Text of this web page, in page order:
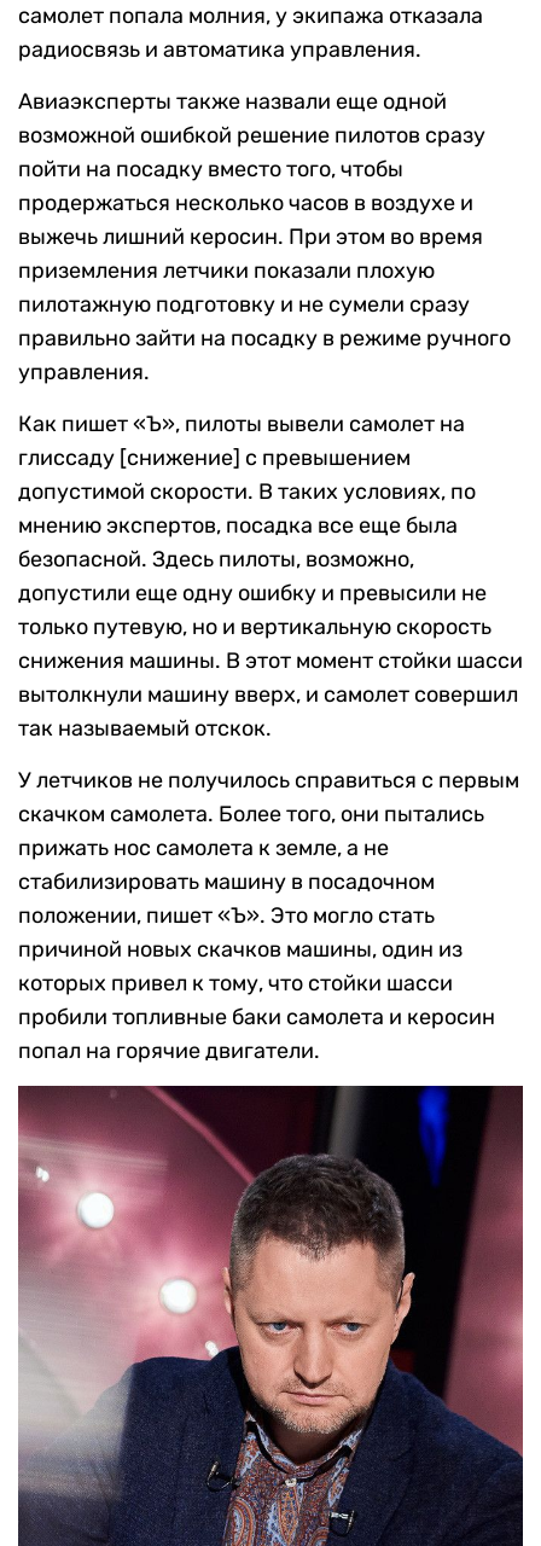
самолет попала молния, у экипажа отказала
радиосвязь и автоматика управления.
Авиаэксперты также назвали еще одной
возможной ошибкой решение пилотов сразу
пойти на посадку вместо того, чтобы
продержаться несколько часов в воздухе и
выжечь лишний керосин. При этом во время
приземления летчики показали плохую
пилотажную подготовку и не сумели сразу
правильно зайти на посадку в режиме ручного
управления.
Как пишет «Ъ», пилоты вывели самолет на
глиссаду [снижение] с превышением
допустимой скорости. В таких условиях, по
мнению экспертов, посадка все еще была
безопасной. Здесь пилоты, возможно,
допустили еще одну ошибку и превысили не
только путевую, но и вертикальную скорость
снижения машины. В этот момент стойки шасси
вытолкнули машину вверх, и самолет совершил
так называемый отскок.
У летчиков не получилось справиться с первым
скачком самолета. Более того, они пытались
прижать нос самолета к земле, а не
стабилизировать машину в посадочном
положении, пишет «Ъ». Это могло стать
причиной новых скачков машины, один из
которых привел к тому, что стойки шасси
пробили топливные баки самолета и керосин
попал на горячие двигатели.